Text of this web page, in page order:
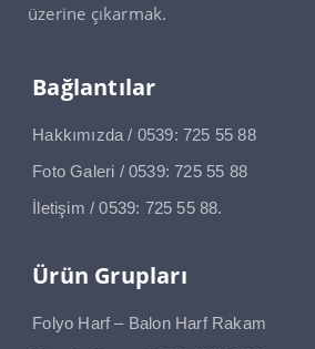
üzerine çıkarmak.
Bağlantılar
Hakkımızda / 0539: 725 55 88
Foto Galeri / 0539: 725 55 88
İletişim / 0539: 725 55 88.
Ürün Grupları
Folyo Harf – Balon Harf Rakam